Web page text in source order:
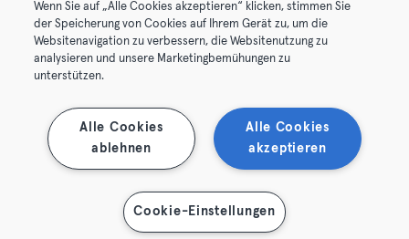
© 2026 Urban Sports Group GmbH. All rights reserved.
Conditions générales Politique de confidentialité
Mentions légales
Se rétracter ici
Wenn Sie auf „Alle Cookies akzeptieren“ klicken, stimmen Sie
der Speicherung von Cookies auf Ihrem Gerät zu, um die
Websitenavigation zu verbessern, die Websitenutzung zu
analysieren und unsere Marketingbemühungen zu
unterstützen.
Alle Cookies
akzeptieren
Alle Cookies
ablehnen
Cookie-Einstellungen